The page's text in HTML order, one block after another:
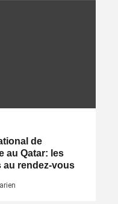
de
au Qatar: les
au rendez-vous